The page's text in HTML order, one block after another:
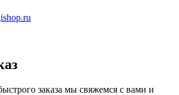
заказа мы свяжемся с вами и